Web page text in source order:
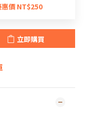
價 NT$250
立即購買